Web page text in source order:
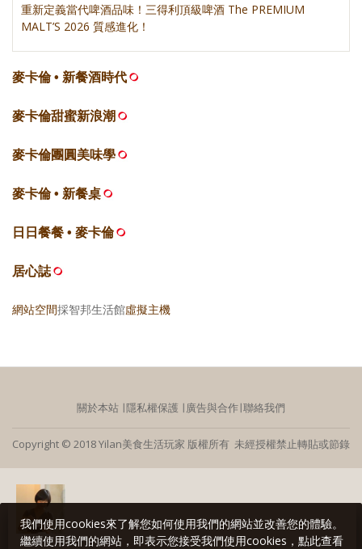
重新定義當代啤酒品味！三得利頂級啤酒 The PREMIUM
MALT’S 2026 質感進化！
麥卡倫 • 新餐酒時代
麥卡倫甜蜜新浪潮
麥卡倫團圓美味學
麥卡倫 • 新餐桌
日日餐餐 • 麥卡倫
居心誌
網站空間採智邦生活館虛擬主機
關於本站 ∣隱私權保護 ∣廣告與合作∣聯絡我們
Copyright © 2018 Yilan美食生活玩家 版權所有 未經授權禁止轉貼或節錄
我們使用cookies來了解您如何使用我們的網站並改善您的體驗。
繼續使用我們的網站，即表示您接受我們使用cookies，點此查看